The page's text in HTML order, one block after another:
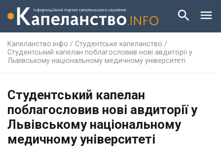
Капеланство.інфо / Студентське капеланство /
Студентський капелан поблагословив нові авдиторії у
Львівському національному медичному університеті
Студентський капелан
поблагословив нові авдиторії у
Львівському національному
медичному університеті